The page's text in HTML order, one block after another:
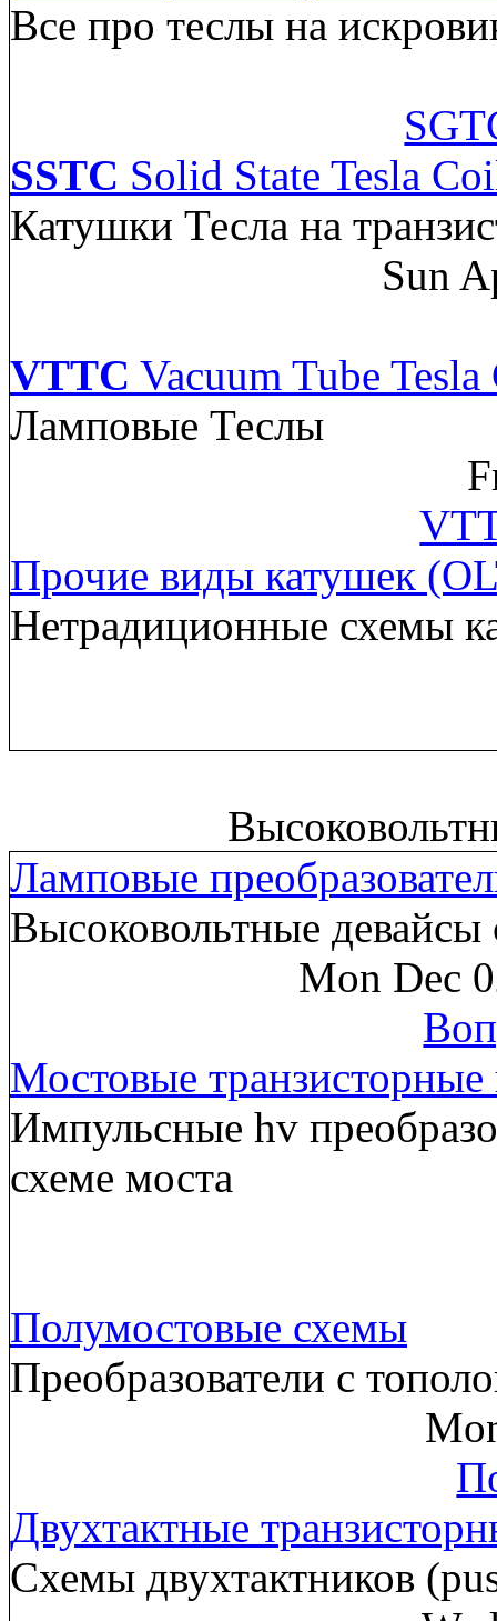
Все про теслы на
SSTC Solid State Tesla
Катушки Тесла на
Sun
VTTC Vacuum Tube
Ламповые Теслы
Прочие виды катушек
Нетрадиционные схемы
Ламповые
Высоковольтные девайсы
Mon Dec
Мостовые транзисторные
Импульсные hv
схеме моста
Полумостовые схемы
Преобразователи с
Двухтактные
Схемы двухтактников